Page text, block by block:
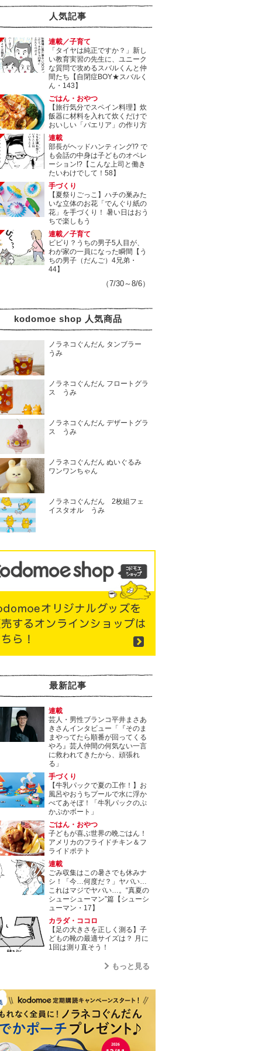
人気記事
連載／子育て
「タイヤは純正ですか？」新し
い教育実習の先生に、ユニーク
な質問で攻めるスバルくんと仲
間たち【自閉症BOY★スバルく
ん・143】
ごはん・おやつ
【旅行気分でスペイン料理】炊
飯器に材料を入れて炊くだけで
おいしい「パエリア」の作り方
連載
部長がヘッドハンティング!? で
も会話の中身は子どものオペレ
ーション!?【こんな上司と働き
たいわけでして！58】
手づくり
【夏祭りごっこ】ハチの巣みた
いな立体のお花「でんぐり紙の
花」を手づくり！ 暑い日はおう
ちで楽しもう
連載／子育て
ビビり？うちの男子5人目が、
わが家の一員になった瞬間【う
ちの男子（だんご）4兄弟・
44】
（7/30～8/6）
kodomoe shop 人気商品
ノラネコぐんだん タンブラー
うみ
ノラネコぐんだん フロートグラ
ス うみ
ノラネコぐんだん デザートグラ
ス うみ
ノラネコぐんだん ぬいぐるみ
ワンワンちゃん
ノラネコぐんだん 2枚組フェ
イスタオル うみ
最新記事
連載
芸人・男性ブランコ平井まさあ
きさんインタビュー「『そのま
まやってたら順番が回ってくる
やろ』芸人仲間の何気ない一言
に救われてきたから、頑張れ
る」
手づくり
【牛乳パックで夏の工作！】お
風呂やおうちプールで水に浮か
べてあそぼ！「牛乳パックのぷ
かぷかボート」
ごはん・おやつ
子どもが喜ぶ世界の晩ごはん！
アメリカのフライドチキン＆フ
ライドポテト
連載
ごみ収集はこの暑さでも休みナ
シ！「今…何度だ？」ヤバい…
これはマジでヤバい…。“真夏の
シューシューマン”篇【シューシ
ューマン・17】
カラダ・ココロ
【足の大きさを正しく測る】子
どもの靴の最適サイズは？ 月に
1回は測り直そう！
もっと見る